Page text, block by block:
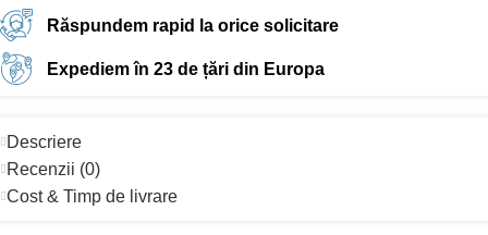
Răspundem rapid la orice solicitare
Expediem în 23 de țări din Europa
Descriere
Recenzii (0)
Cost & Timp de livrare